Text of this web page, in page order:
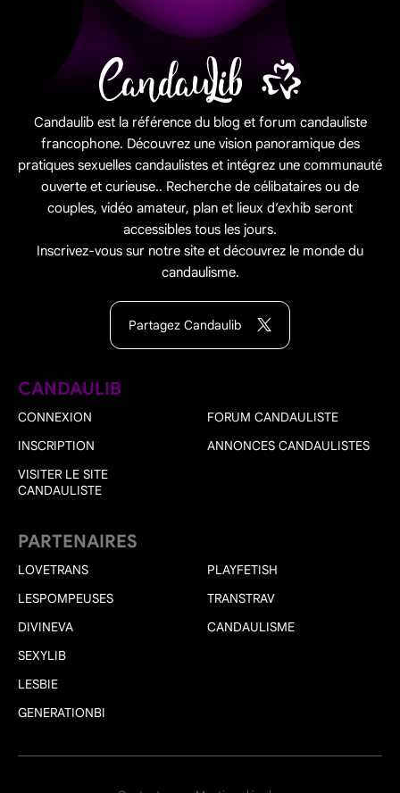
Candaulib est la référence du blog et forum candauliste
francophone. Découvrez une vision panoramique des
pratiques sexuelles candaulistes et intégrez une communauté
ouverte et curieuse.. Recherche de célibataires ou de
couples, vidéo amateur, plan et lieux d’exhib seront
accessibles tous les jours.
Inscrivez-vous sur notre site et découvrez le monde du
candaulisme.
Partagez Candaulib
CANDAULIB
CONNEXION
INSCRIPTION
VISITER LE SITE
CANDAULISTE
FORUM CANDAULISTE
ANNONCES CANDAULISTES
PARTENAIRES
LOVETRANS
LESPOMPEUSES
DIVINEVA
SEXYLIB
LESBIE
GENERATIONBI
PLAYFETISH
TRANSTRAV
CANDAULISME